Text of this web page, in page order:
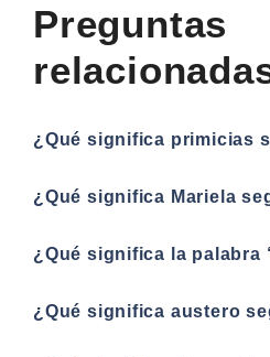
Preguntas
¿Qué significa primicias
¿Qué significa Mariela
¿Qué significa la palabra
¿Qué significa austero